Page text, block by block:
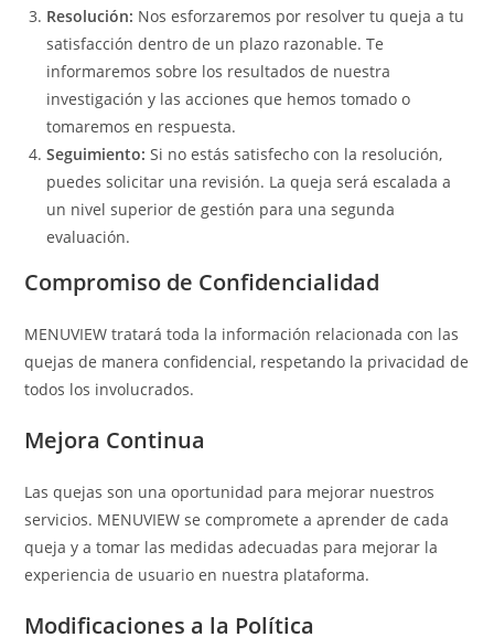
Resolución: Nos esforzaremos por resolver tu queja a tu
satisfacción dentro de un plazo razonable. Te
informaremos sobre los resultados de nuestra
investigación y las acciones que hemos tomado o
tomaremos en respuesta.
Seguimiento: Si no estás satisfecho con la resolución,
puedes solicitar una revisión. La queja será escalada a
un nivel superior de gestión para una segunda
evaluación.
Compromiso de Confidencialidad
MENUVIEW tratará toda la información relacionada con las
quejas de manera confidencial, respetando la privacidad de
todos los involucrados.
Mejora Continua
Las quejas son una oportunidad para mejorar nuestros
servicios. MENUVIEW se compromete a aprender de cada
queja y a tomar las medidas adecuadas para mejorar la
experiencia de usuario en nuestra plataforma.
Modificaciones a la Política